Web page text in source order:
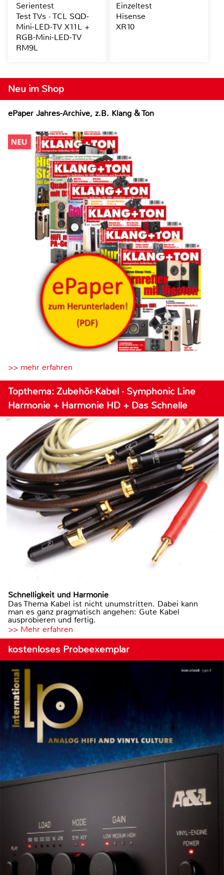
Neu im Shop
ePaper Jahres-Archive, z.B. Klang & Ton
>> mehr erfahren
Topthema: Zubehör-Kabel · Symphonic Line
Harmonie + Harmonie HD + Das Schnelle
Schnelligkeit und Harmonie
Das Thema Kabel ist nicht unumstritten. Dabei kann
man es ganz pragmatisch angehen: Gute Kabel
ausprobieren und fertig.
>> Mehr erfahren
kostenloses Probeexemplar
Serientest
Test TVs · TCL SQD-
Mini-LED-TV X11L +
RGB-Mini-LED-TV
RM9L
Einzeltest
Hisense
XR10